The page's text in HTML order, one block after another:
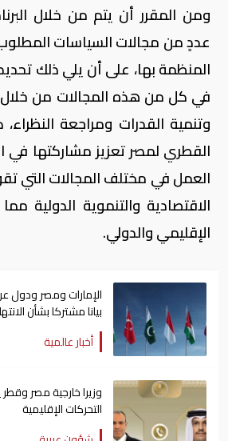
ومن المقرر أن يتم من خلال
عددٍ من مجالات السياسات
المنظمة بها، على أن يلي ذلك
في كل من هذه المجالات من خلال
وتنمية القدرات ومراجعة النظراء،
القطري لمصر تعزيز مشاركتها في
العمل في مختلف المجالات التي
الاقتصادية والتنموية الدولية
الإقليمي والدولي.
الإمارات ومصر ودول
بيانا مشتركا بشأن
أخبار عالمية
وزيرا خارجية مصر
التحركات الإقليمية